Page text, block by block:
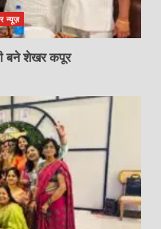
न्यूज़
बने शेखर कपूर